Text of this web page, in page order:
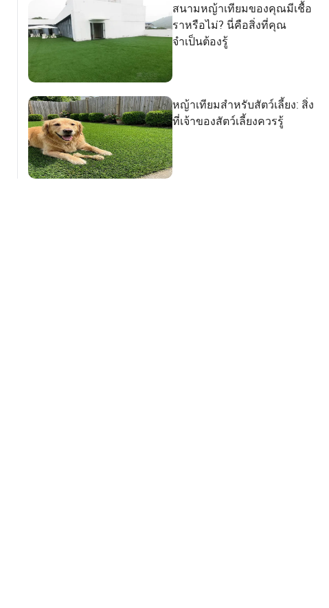
สนามหญ้าเทียมของคุณมีเชื้อ
ราหรือไม่? นี่คือสิ่งที่คุณ
จำเป็นต้องรู้
หญ้าเทียมสำหรับสัตว์เลี้ยง: สิ่ง
ที่เจ้าของสัตว์เลี้ยงควรรู้